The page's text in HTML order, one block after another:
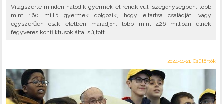
Világszerte minden hatodik gyermek él rendkívüli szegénységben; több
mint 160 millió gyermek dolgozik, hogy eltartsa családját, vagy
egyszerűen csak életben maradjon; több mint 426 millióan élnek
fegyveres konfliktusok által sújtott..
2024-11-21, Csütörtök